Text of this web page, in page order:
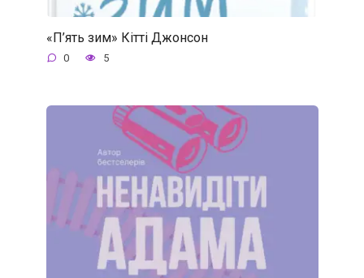
«П’ять зим» Кітті Джонсон
0 5